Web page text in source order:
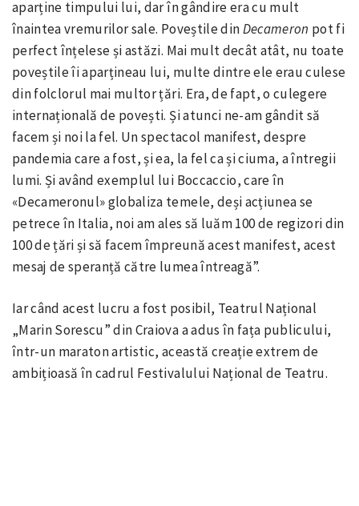
aparține timpului lui, dar în gândire era cu mult
înaintea vremurilor sale. Poveștile dinDecameron pot fi
perfect înțelese și astăzi. Mai mult decât atât, nu toate
poveștile îi aparțineau lui, multe dintre ele erau culese
din folclorul mai multor țări. Era, de fapt, o culegere
internațională de povești. Și atunci ne-am gândit să
facem și noi la fel. Un spectacol manifest, despre
pandemia care a fost, și ea, la fel ca și ciuma, a întregii
lumi. Și având exemplul lui Boccaccio, care în
«Decameronul» globaliza temele, deși acțiunea se
petrece în Italia, noi am ales să luăm 100 de regizori din
100 de țări și să facem împreună acest manifest, acest
mesaj de speranță către lumea întreagă”.
Iar când acest lucru a fost posibil, Teatrul Național
„Marin Sorescu” din Craiova a adus în fața publicului,
într-un maraton artistic, această creație extrem de
ambițioasă în cadrul Festivalului Național de Teatru.